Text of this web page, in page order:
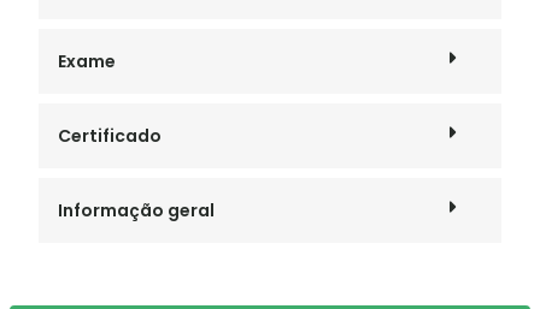
Exame
Certificado
Informação geral